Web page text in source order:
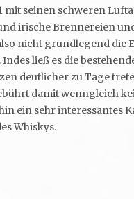
mit seinen schweren
irische Brennereien
nicht grundlegend die
Indes ließ es die
deutlicher zu Tage
damit wenngleich
ein sehr interessantes
Whiskys.